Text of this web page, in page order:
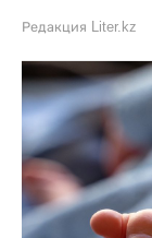
Редакция Liter.kz